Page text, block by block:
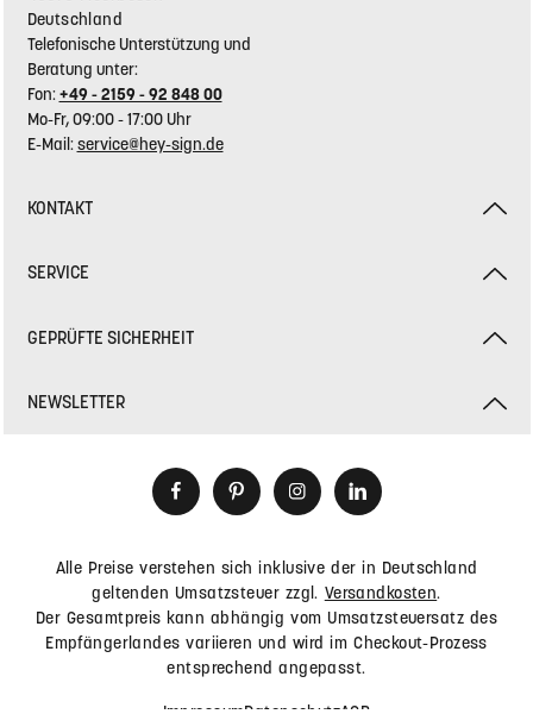
Insterburger Straße 18
40670 Meerbusch
Deutschland
Telefonische Unterstützung und
Beratung unter:
Fon:+49 - 2159 - 92 848 00
Alle Preise verstehen sich inklusive der in Deutschland
geltenden Umsatzsteuer zzgl. Versandkosten.
Der Gesamtpreis kann abhängig vom Umsatzsteuersatz des